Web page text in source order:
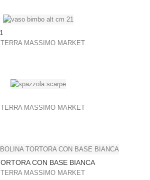
TERRA MASSIMO MARKET
TERRA MASSIMO MARKET
CON BASE BIANCA
TERRA MASSIMO MARKET